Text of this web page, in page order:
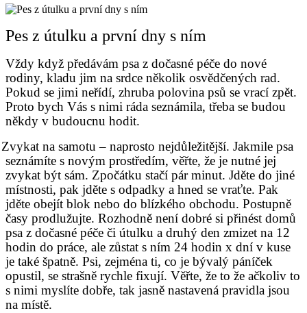
Pes z útulku a první dny s ním
Vždy když předávám psa z dočasné péče do nové
rodiny, kladu jim na srdce několik osvědčených rad.
Pokud se jimi neřídí, zhruba polovina psů se vrací zpět.
Proto bych Vás s nimi ráda seznámila, třeba se budou
někdy v budoucnu hodit.
Zvykat na samotu – naprosto nejdůležitější. Jakmile psa
seznámíte s novým prostředím, věřte, že je nutné jej
zvykat být sám. Zpočátku stačí pár minut. Jděte do jiné
místnosti, pak jděte s odpadky a hned se vraťte. Pak
jděte obejít blok nebo do blízkého obchodu. Postupně
časy prodlužujte. Rozhodně není dobré si přinést domů
psa z dočasné péče či útulku a druhý den zmizet na 12
hodin do práce, ale zůstat s ním 24 hodin x dní v kuse
je také špatně. Psi, zejména ti, co je bývalý páníček
opustil, se strašně rychle fixují. Věřte, že to že ačkoliv to
s nimi myslíte dobře, tak jasně nastavená pravidla jsou
na místě.